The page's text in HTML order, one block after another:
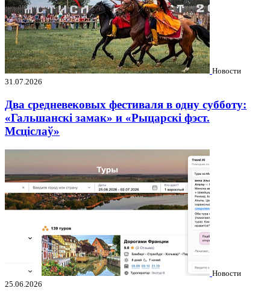
Новости
31.07.2026
Два средневековых фестиваля в одну субботу:
«Гальшанскі замак» и «Рыцарскі фэст.
Мсціслаў»
Новости
25.06.2026